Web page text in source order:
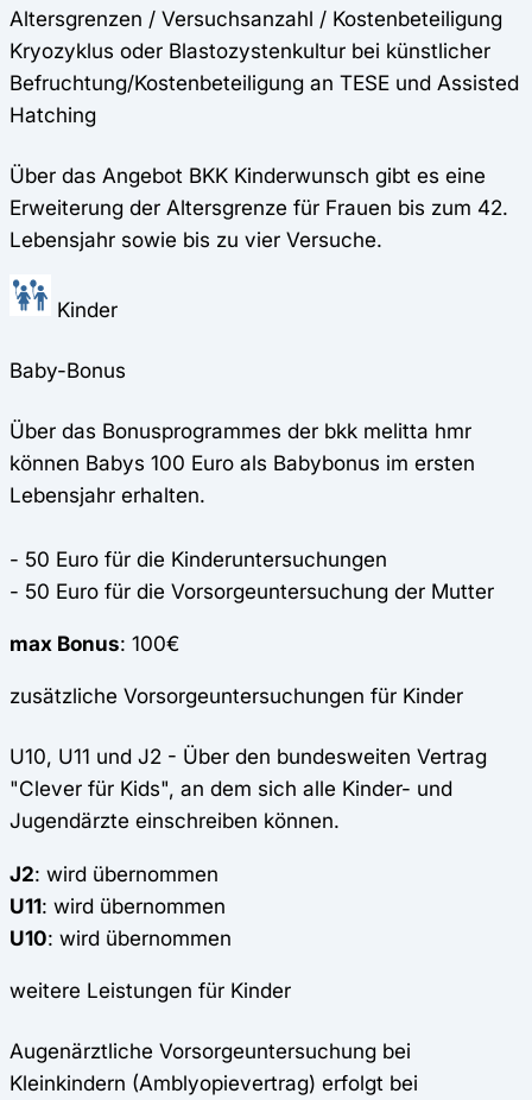
Altersgrenzen / Versuchsanzahl / Kostenbeteiligung
Kryozyklus oder Blastozystenkultur bei künstlicher
Befruchtung/Kostenbeteiligung an TESE und Assisted
Hatching
Über das Angebot BKK Kinderwunsch gibt es eine
Erweiterung der Altersgrenze für Frauen bis zum 42.
Lebensjahr sowie bis zu vier Versuche.
Kinder
Baby-Bonus
Über das Bonusprogrammes der bkk melitta hmr
können Babys 100 Euro als Babybonus im ersten
Lebensjahr erhalten.
- 50 Euro für die Kinderuntersuchungen
- 50 Euro für die Vorsorgeuntersuchung der Mutter
max Bonus: 100€
zusätzliche Vorsorgeuntersuchungen für Kinder
U10, U11 und J2 - Über den bundesweiten Vertrag
"Clever für Kids", an dem sich alle Kinder- und
Jugendärzte einschreiben können.
J2: wird übernommen
U11: wird übernommen
U10: wird übernommen
weitere Leistungen für Kinder
Augenärztliche Vorsorgeuntersuchung bei
Kleinkindern (Amblyopievertrag) erfolgt bei